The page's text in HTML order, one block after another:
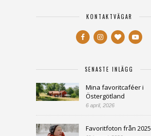
KONTAKTVÄGAR
SENASTE INLÄGG
Mina favoritcaféer i
Östergötland
6 april, 2026
Favoritfoton från 2025